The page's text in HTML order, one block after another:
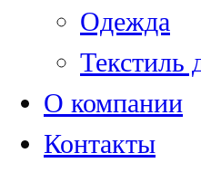
Одежда
Текстиль
О компании
Контакты